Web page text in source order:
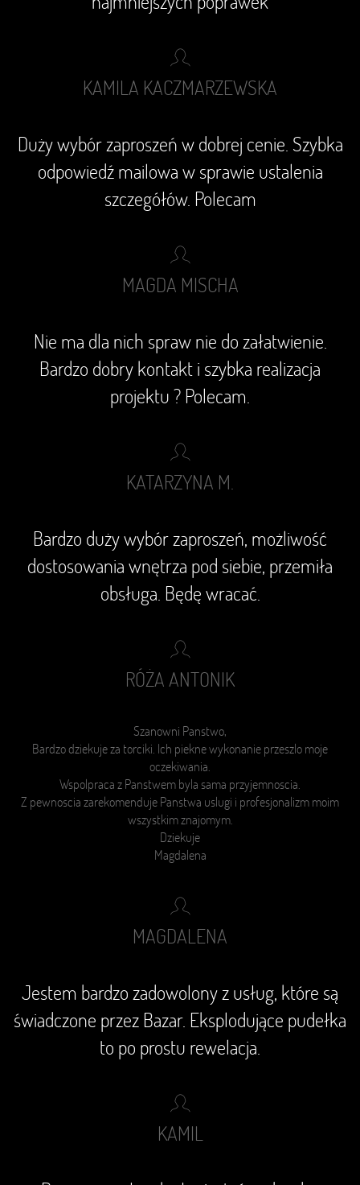
KAMILA KACZMARZEWSKA
Duży wybór zaproszeń w dobrej cenie. Szybka
odpowiedź mailowa w sprawie ustalenia
szczegółów. Polecam
MAGDA MISCHA
Nie ma dla nich spraw nie do załatwienie.
Bardzo dobry kontakt i szybka realizacja
projektu ? Polecam.
KATARZYNA M.
Bardzo duży wybór zaproszeń, możliwość
dostosowania wnętrza pod siebie, przemiła
obsługa. Będę wracać.
RÓŻA ANTONIK
Szanowni Panstwo,
Bardzo dziekuje za torciki. Ich piekne wykonanie przeszlo moje
oczekiwania.
Wspolpraca z Panstwem byla sama przyjemnoscia.
Z pewnoscia zarekomenduje Panstwa uslugi i profesjonalizm moim
wszystkim znajomym.
Dziekuje
Magdalena
MAGDALENA
Jestem bardzo zadowolony z usług, które są
świadczone przez Bazar. Eksplodujące pudełka
to po prostu rewelacja.
KAMIL